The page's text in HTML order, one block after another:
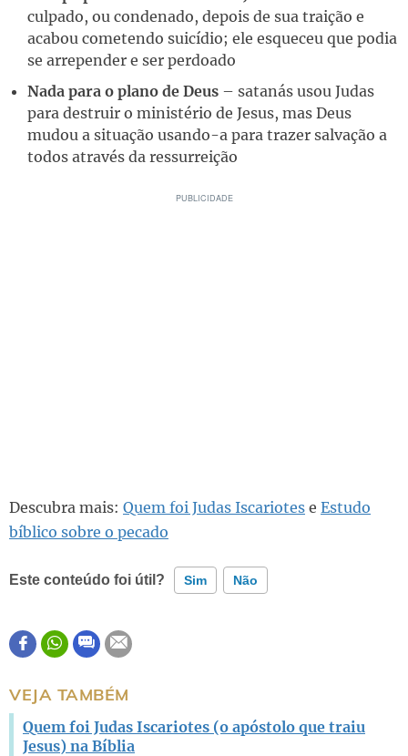
culpado, ou condenado, depois de sua traição e
acabou cometendo suicídio; ele esqueceu que podia
se arrepender e ser perdoado
Nada para o plano de Deus – satanás usou Judas
para destruir o ministério de Jesus, mas Deus
mudou a situação usando-a para trazer salvação a
todos através da ressurreição
Descubra mais: Quem foi Judas Iscariotes e Estudo
bíblico sobre o pecado
Este conteúdo foi útil? Sim Não
Este conteúdo contém informação incorreta
VEJA TAMBÉM
Quem foi Judas Iscariotes (o apóstolo que traiu
Jesus) na Bíblia